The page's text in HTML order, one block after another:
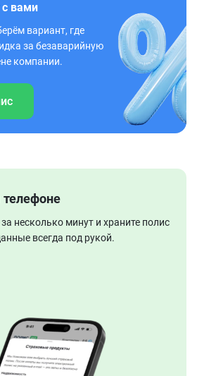
вами
вариант, где
за безаварийную
компании.
несколько минут и храните полис
всегда под рукой.